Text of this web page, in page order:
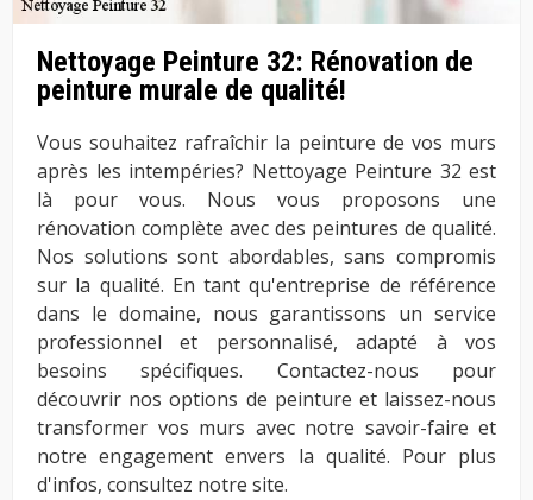
Nettoyage Peinture 32: Rénovation de
peinture murale de qualité!
Vous souhaitez rafraîchir la peinture de vos murs
après les intempéries? Nettoyage Peinture 32 est
là pour vous. Nous vous proposons une
rénovation complète avec des peintures de qualité.
Nos solutions sont abordables, sans compromis
sur la qualité. En tant qu'entreprise de référence
dans le domaine, nous garantissons un service
professionnel et personnalisé, adapté à vos
besoins spécifiques. Contactez-nous pour
découvrir nos options de peinture et laissez-nous
transformer vos murs avec notre savoir-faire et
notre engagement envers la qualité. Pour plus
d'infos, consultez notre site.